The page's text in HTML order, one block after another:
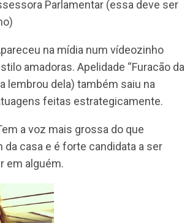
Parlamentar (essa deve ser
na mídia num vídeozinho
amadoras. Apelidade “Furacão da
lembrou dela) também saiu na
feitas estrategicamente.
a voz mais grossa do que
da casa e é forte candidata a ser
em alguém.